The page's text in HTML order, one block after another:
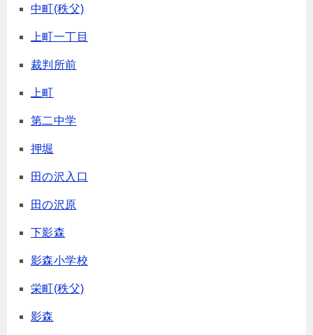
中町(秩父)
上町一丁目
裁判所前
上町
第二中学
押堀
田の沢入口
田の沢原
下影森
影森小学校
栄町(秩父)
影森